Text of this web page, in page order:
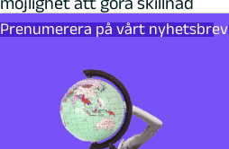
Prenumerera på vårt nyhetsbrev